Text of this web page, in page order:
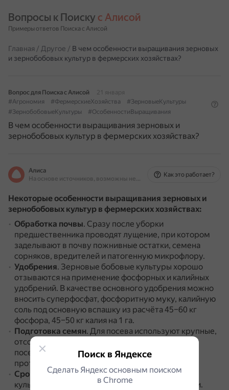
Вопросы к Поиску с Алисой
Примеры ответов Поиска с Алисой
Главная / Другое / В чем особенности выращивания зерновых
и зернобобовых культур в фермерских хозяйствах?
Вопрос для Поиска с Алисой
21 января
#Агрономия
#ФермерскиеХозяйства
#ЗерновыеКультуры
#ЗернобобовыеКультуры
#ОсобенностиВыращивания
В чем особенности выращивания зерновых и
зернобобовых культур в фермерских хозяйствах?
Алиса
На основе источников, возможны неточности
Как это работает?
Некоторые особенности выращивания зерновых и
зернобобовых культур в фермерских хозяйствах:
Обработка почвы. Сразу после уборки
предшественника проводят лущение, при котором
заделывают в почву пожнивные остатки, семена
сорняков, вредителей и патогенную микрофлору.
Удобрения. Зерновые бобовые культуры хорошо
отзываются на применение фосфорных и калийных
удобрений. В качестве основного удобрения можно
вносить суперфосфат, фосфоритную муку, калийную
соль под основную вспашку из расчёта 45–60 кг
фосфора, 45–50 кг калия на 1 га.
Подготовка семян. Для посева используют крупные,
отсортированные, здоровые семена I и II класса
посевных кондиций.За три месяца до посева их
протравливают.
Сроки и способы посева.Зерновые бобовые
культуры длинного дня высевают в ранние сроки.
Поиск в Яндексе
Сделать Яндекс основным поиском
в Сhrome